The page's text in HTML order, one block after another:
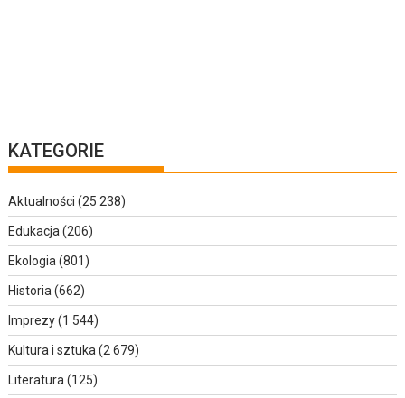
KATEGORIE
Aktualności (25 238)
Edukacja (206)
Ekologia (801)
Historia (662)
Imprezy(1 544)
Kultura i sztuka (2 679)
Literatura (125)